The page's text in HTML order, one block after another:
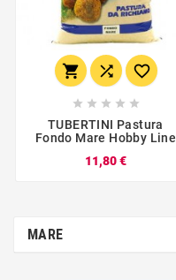
  
    
TUBERTINI Pastura
Fondo Mare Hobby Line
11,80 €
MARE